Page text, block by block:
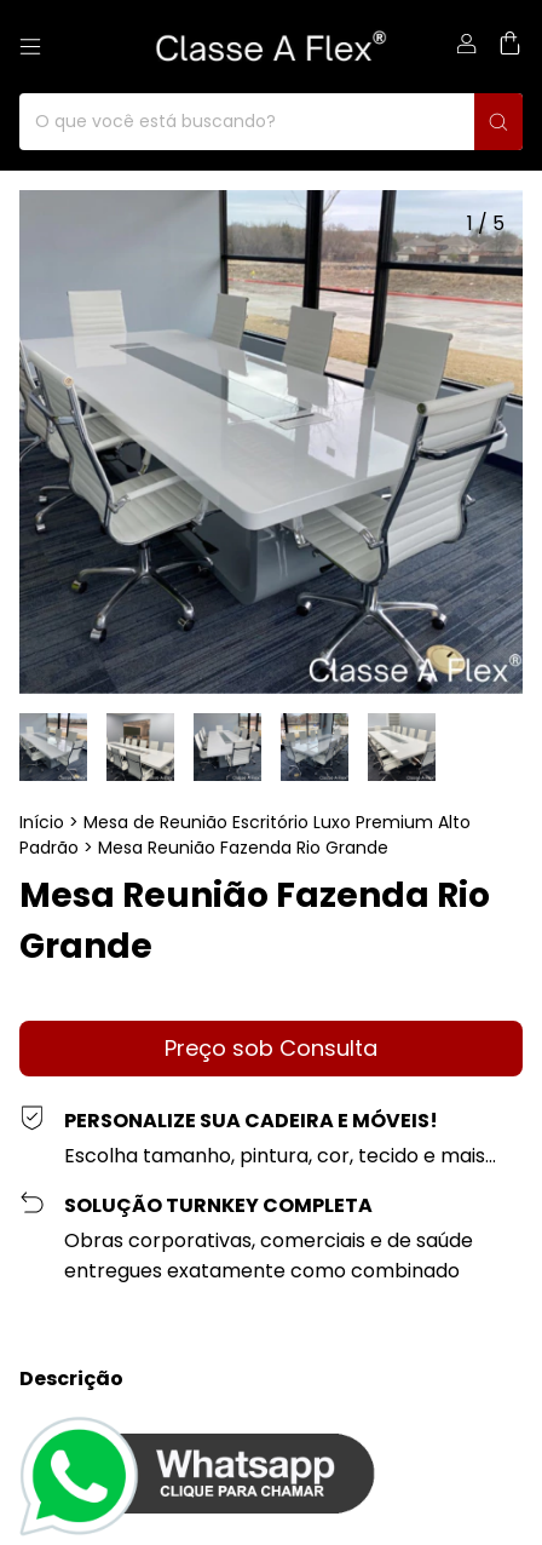
1/5
Início > Mesa de Reunião Escritório Luxo Premium Alto
Padrão > Mesa Reunião Fazenda Rio Grande
Mesa Reunião Fazenda Rio
Grande
PERSONALIZE SUA CADEIRA E MÓVEIS!
Escolha tamanho, pintura, cor, tecido e mais...
SOLUÇÃO TURNKEY COMPLETA
Obras corporativas, comerciais e de saúde
entregues exatamente como combinado
Descrição